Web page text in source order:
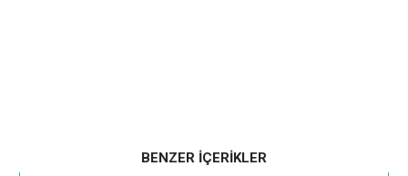
BENZER İÇERİKLER